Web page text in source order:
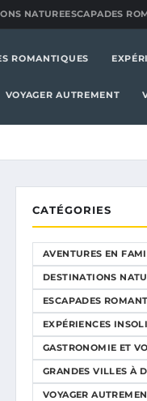
NATUREESCAPADES
ROMANTIQUES
VOYAGER AUTREMENT
CATÉGORIES
AVENTURES EN
DESTINATIONS
ESCAPADES
EXPÉRIENCES
GASTRONOMIE ET
GRANDES VILLES À
VOYAGER